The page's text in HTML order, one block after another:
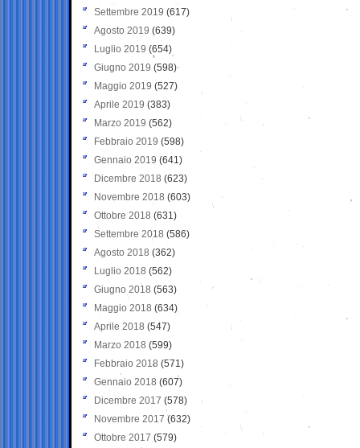
Settembre 2019 (617)
Agosto 2019 (639)
Luglio 2019 (654)
Giugno 2019 (598)
Maggio 2019 (527)
Aprile 2019 (383)
Marzo 2019 (562)
Febbraio 2019 (598)
Gennaio 2019 (641)
Dicembre 2018 (623)
Novembre 2018 (603)
Ottobre 2018 (631)
Settembre 2018 (586)
Agosto 2018 (362)
Luglio 2018 (562)
Giugno 2018 (563)
Maggio 2018 (634)
Aprile 2018 (547)
Marzo 2018 (599)
Febbraio 2018 (571)
Gennaio 2018 (607)
Dicembre 2017 (578)
Novembre 2017 (632)
Ottobre 2017 (579)